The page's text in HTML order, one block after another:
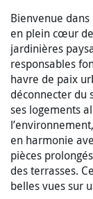
Bienvenue
en plein cœur
jardinières
responsables
havre de paix
déconnecter du
ses logements
en harmonie
pièces
des terrasses.
belles vues sur